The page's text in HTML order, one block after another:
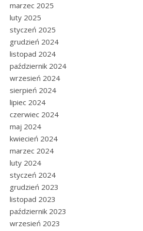
marzec 2025
luty 2025
styczeń 2025
grudzień 2024
listopad 2024
październik 2024
wrzesień 2024
sierpień 2024
lipiec 2024
czerwiec 2024
maj 2024
kwiecień 2024
marzec 2024
luty 2024
styczeń 2024
grudzień 2023
listopad 2023
październik 2023
wrzesień 2023